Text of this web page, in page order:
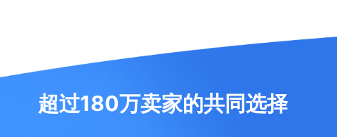
超过180万卖家的共同选择